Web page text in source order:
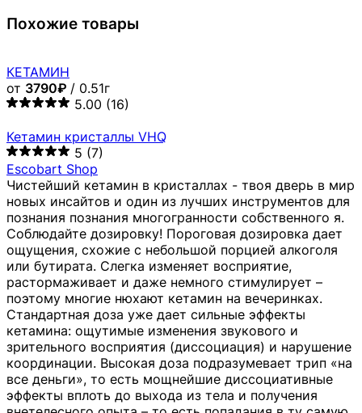
Похожие товары
КЕТАМИН
от 3790₽ / 0.51г
5.00 (16)
Кетамин кристаллы VHQ
5 (7)
Escobart Shop
Чистейший кетамин в кристаллах - твоя дверь в мир
новых инсайтов и один из лучших инструментов для
познания познания многогранности собственного я.
Соблюдайте дозировку! Пороговая дозировка дает
ощущения, схожие с небольшой порцией алкоголя
или бутирата. Слегка изменяет восприятие,
растормаживает и даже немного стимулирует –
поэтому многие нюхают кетамин на вечеринках.
Стандартная доза уже дает сильные эффекты
кетамина: ощутимые изменения звукового и
зрительного восприятия (диссоциация) и нарушение
координации. Высокая доза подразумевает трип «на
все деньги», то есть мощнейшие диссоциативные
эффекты вплоть до выхода из тела и получения